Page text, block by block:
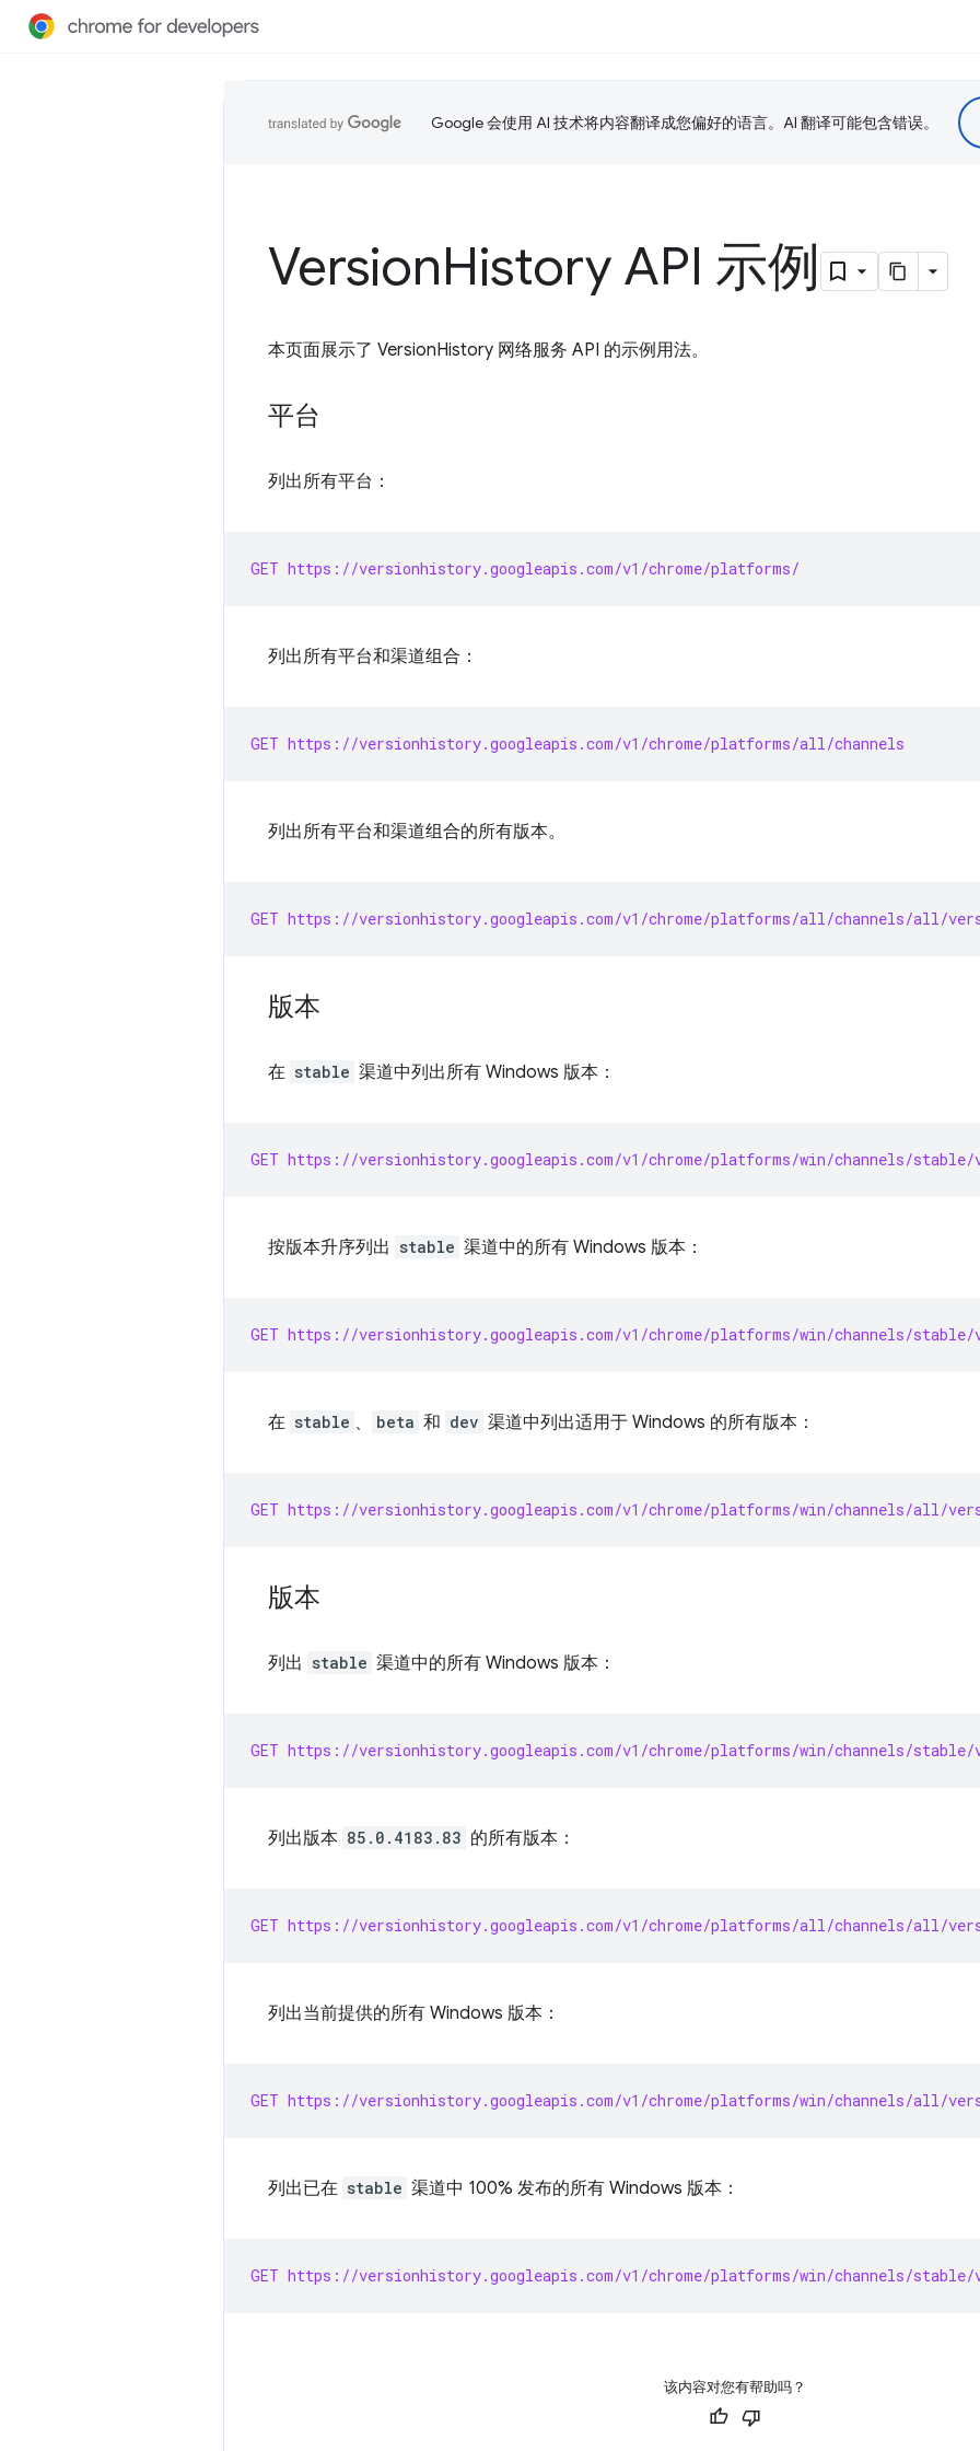
Google 会使用 AI 技术将内容翻译成您偏好的语言。AI 翻译可能包含错误。
VersionHistory API 示例
本页面展示了 VersionHistory 网络服务 API 的示例用法。
平台
列出所有平台：
GET https://versionhistory.googleapis.com/v1/chrome/platforms/
列出所有平台和渠道组合：
GET https://versionhistory.googleapis.com/v1/chrome/platforms/all/channels
列出所有平台和渠道组合的所有版本。
GET https://versionhistory.googleapis.com/v1/chrome/platforms/all/channels/all/
版本
在 stable 渠道中列出所有 Windows 版本：
GET https://versionhistory.googleapis.com/v1/chrome/platforms/win/channels/stable/
按版本升序列出 stable 渠道中的所有 Windows 版本：
GET https://versionhistory.googleapis.com/v1/chrome/platforms/win/channels/stable/
在 stable 、 beta 和 dev 渠道中列出适用于 Windows 的所有版本：
GET https://versionhistory.googleapis.com/v1/chrome/platforms/win/channels/all/
版本
列出 stable 渠道中的所有 Windows 版本：
GET https://versionhistory.googleapis.com/v1/chrome/platforms/win/channels/
列出版本 85.0.4183.83 的所有版本：
GET https://versionhistory.googleapis.com/v1/chrome/platforms/all/channels/all/
列出当前提供的所有 Windows 版本：
GET https://versionhistory.googleapis.com/v1/chrome/platforms/win/channels/all/
列出已在 stable 渠道中 100% 发布的所有 Windows 版本：
GET https://versionhistory.googleapis.com/v1/chrome/platforms/win/channels/
该内容对您有帮助吗？